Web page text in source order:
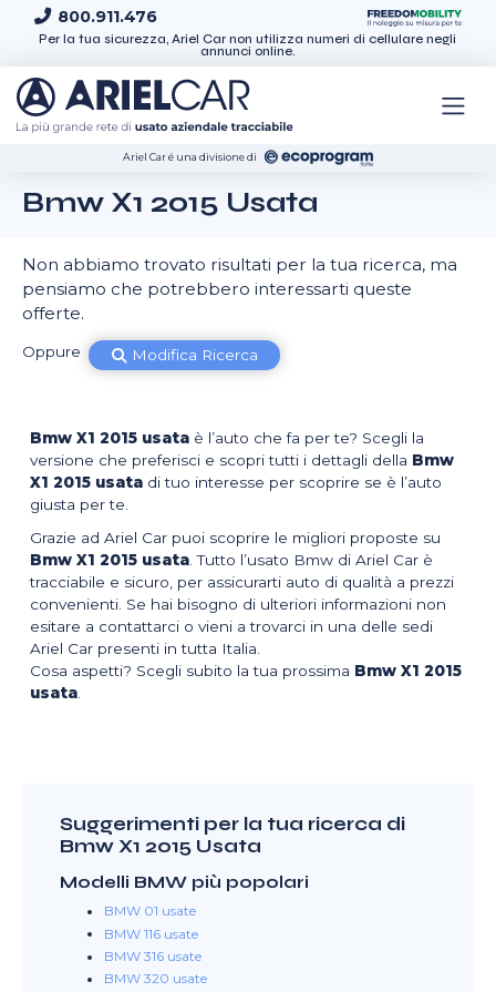
Skip to content
800.911.476
Per la tua sicurezza, Ariel Car non utilizza numeri di cellulare negli
annunci online.
Ariel Car é una divisione di
Bmw X1 2015 Usata
Non abbiamo trovato risultati per la tua ricerca, ma
pensiamo che potrebbero interessarti queste
offerte.
Oppure Modifica Ricerca
Bmw X1 2015 usata è l’auto che fa per te? Scegli la
versione che preferisci e scopri tutti i dettagli della Bmw
X1 2015 usata di tuo interesse per scoprire se è l’auto
giusta per te.
Grazie ad Ariel Car puoi scoprire le migliori proposte su
Bmw X1 2015 usata . Tutto l’usato Bmw di Ariel Car è
tracciabile e sicuro, per assicurarti auto di qualità a prezzi
convenienti. Se hai bisogno di ulteriori informazioni non
esitare a contattarci o vieni a trovarci in una delle sedi
Ariel Car presenti in tutta Italia.
Cosa aspetti? Scegli subito la tua prossima Bmw X1 2015
usata
Suggerimenti per la tua ricerca di
Bmw X1 2015 Usata
Modelli BMW più popolari
BMW 01 usate
BMW 116 usate
BMW 316 usate
BMW 320 usate